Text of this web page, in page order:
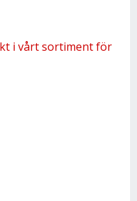
i vårt sortiment för